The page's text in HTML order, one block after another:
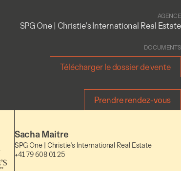
AGENCE
SPG One | Christie's International Real Estate
DOCUMENTS
Télécharger le dossier de vente
Prendre rendez-vous
Sacha Maitre
SPG One | Christie's International Real Estate
+41 79 608 01 25